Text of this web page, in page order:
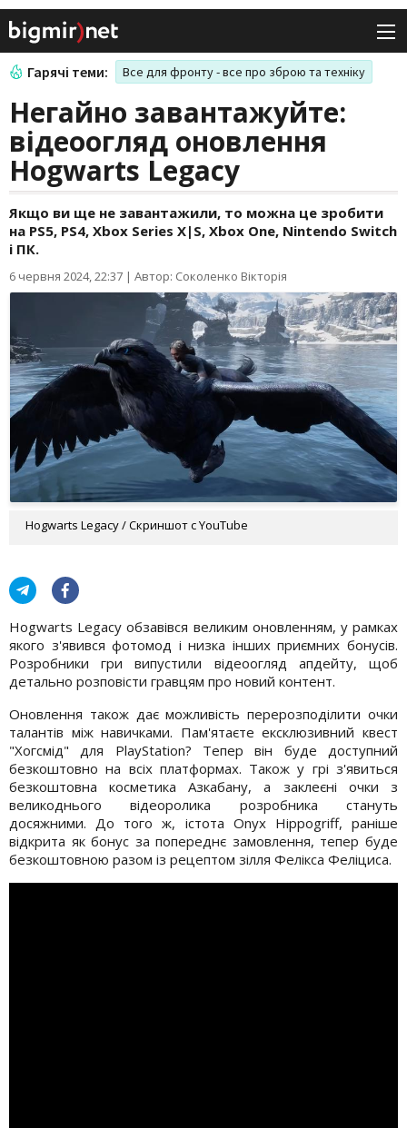
Гарячі теми: Все для фронту - все про зброю та техніку
Негайно завантажуйте:
відеоогляд оновлення
Hogwarts Legacy
Якщо ви ще не завантажили, то можна це зробити
на PS5, PS4, Xbox Series X|S, Xbox One, Nintendo Switch
і ПК.
6 червня 2024, 22:37 | Автор: Соколенко Вікторія
Hogwarts Legacy / Скриншот с YouTube
Hogwarts Legacy обзавівся великим оновленням, у рамках
якого з'явився фотомод і низка інших приємних бонусів.
Розробники гри випустили відеоогляд апдейту, щоб
детально розповісти гравцям про новий контент.
Оновлення також дає можливість перерозподілити очки
талантів між навичками. Пам'ятаєте ексклюзивний квест
"Хогсмід" для PlayStation? Тепер він буде доступний
безкоштовно на всіх платформах. Також у грі з'явиться
безкоштовна косметика Азкабану, а заклеєні очки з
великоднього відеоролика розробника стануть
досяжними. До того ж, істота Onyx Hippogriff, раніше
відкрита як бонус за попереднє замовлення, тепер буде
безкоштовною разом із рецептом зілля Фелікса Феліциса.